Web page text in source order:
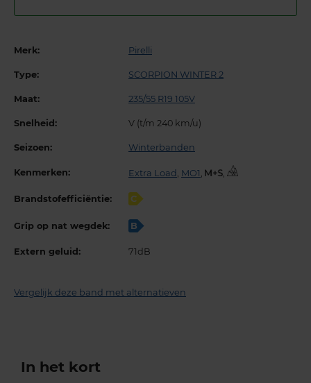
Merk: Pirelli
Type: SCORPION WINTER 2
Maat: 235/55 R19 105V
Snelheid: V (t/m 240 km/u)
Seizoen: Winterbanden
Kenmerken: Extra Load MO1 ,
Brandstofefficiëntie: C
Grip op nat wegdek: B
Extern geluid: 71dB
Vergelijk deze band met alternatieven
In het kort